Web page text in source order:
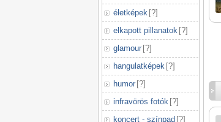
életképek [?]
elkapott pillanatok [?]
glamour [?]
hangulatképek [?]
humor [?]
infravörös fotók [?]
koncert - színpad [?]